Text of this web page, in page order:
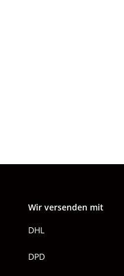
Wir versenden mit
DHL
DPD